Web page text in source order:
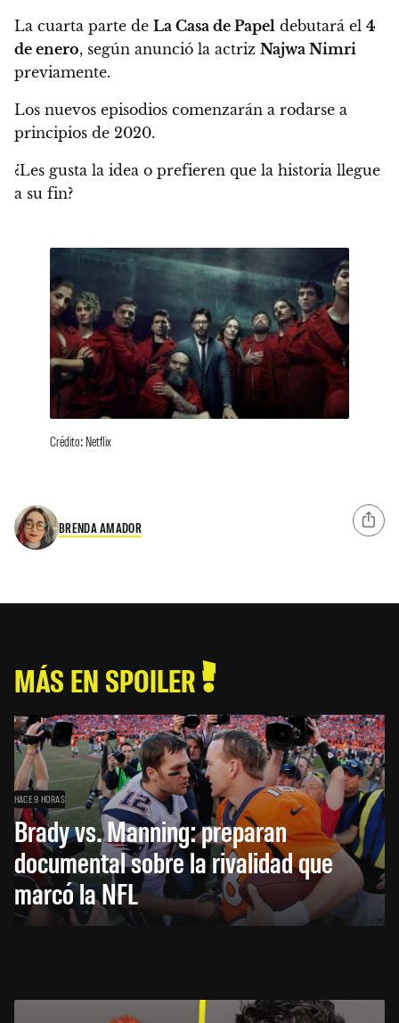
La cuarta parte de La Casa de Papel debutará el 4
de enero, según anunció la actriz Najwa Nimri
previamente.
Los nuevos episodios comenzarán a rodarse a
principios de 2020.
¿Les gusta la idea o prefieren que la historia llegue
a su fin?
Crédito: Netflix
BRENDA AMADOR
MÁS EN SPOILER
HACE 9 HORAS
Brady vs. Manning: preparan
documental sobre la rivalidad que
marcó la NFL